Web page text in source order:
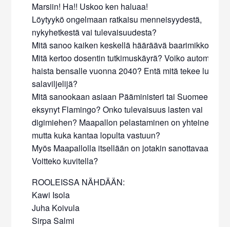
Marsiin! Ha!! Uskoo ken haluaa!
Löytyykö ongelmaan ratkaisu menneisyydestä,
nykyhetkestä vai tulevaisuudesta?
Mitä sanoo kaiken keskellä hääräävä baarimikko?
Mitä kertoo dosentin tutkimuskäyrä? Voiko automies
haista bensalle vuonna 2040? Entä mitä tekee lupiinin
salaviljelijä?
Mitä sanookaan asiaan Pääministeri tai Suomeen
eksynyt Flamingo? Onko tulevaisuus lasten vai
digimiehen? Maapallon pelastaminen on yhteinen
mutta kuka kantaa lopulta vastuun?
Myös Maapallolla itsellään on jotakin sanottavaa…
Voitteko kuvitella?
ROOLEISSA NÄHDÄÄN:
Kawi Isola
Juha Koivula
Sirpa Salmi